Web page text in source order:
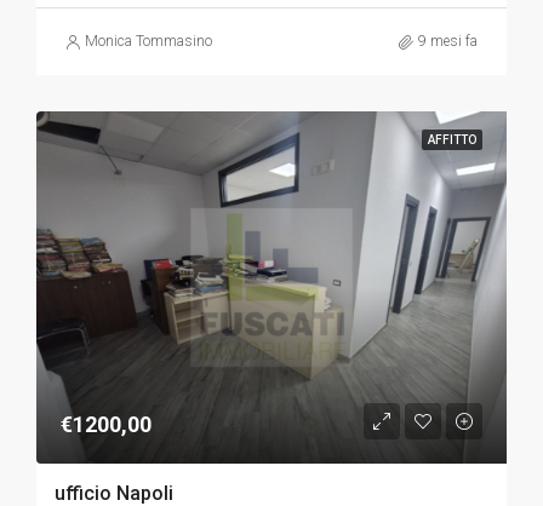
Monica Tommasino 9 mesi fa
AFFITTO
€1200,00
ufficio Napoli